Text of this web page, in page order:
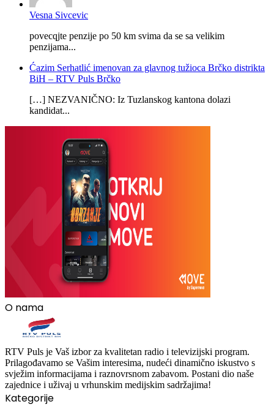
Vesna Sivcevic
povecqjte penzije po 50 km svima da se sa velikim
penzijama...
Ćazim Serhatlić imenovan za glavnog tužioca Brčko distrikta
BiH – RTV Puls Brčko
[…] NEZVANIČNO: Iz Tuzlanskog kantona dolazi
kandidat...
O nama
RTV Puls je Vaš izbor za kvalitetan radio i televizijski program.
Prilagođavamo se Vašim interesima, nudeći dinamično iskustvo s
svježim informacijama i raznovrsnom zabavom. Postani dio naše
zajednice i uživaj u vrhunskim medijskim sadržajima!
Kategorije